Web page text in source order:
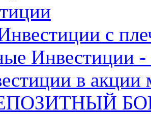
с
Инвестиции -
в акции